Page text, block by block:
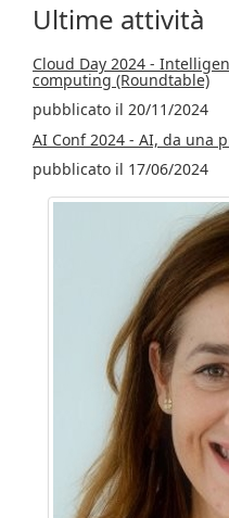
Ultime attività
Cloud Day 2024 -
computing (Roundtable)
pubblicato il 20/11/2024
AI Conf 2024 - AI, da una
pubblicato il 17/06/2024